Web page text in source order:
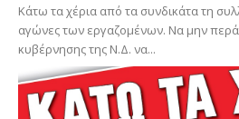
Κάτω τα χέρια από τα συνδικάτα τη
αγώνες των εργαζομένων. Να μην
κυβέρνησης της Ν.Δ. να...